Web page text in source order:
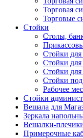
Торговая
Торговые
Стойки
Столы,
Стойки для
Стойки для
Стойки для
Стойки
Рабочее
Стойки
Вешала для
Зеркала
Вешалки-
Примерочные